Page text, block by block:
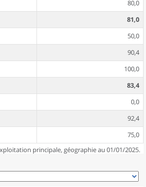
80,0
81,0
50,0
90,4
100,0
83,4
0,0
92,4
75,0
principale, géographie au 01/01/2025.